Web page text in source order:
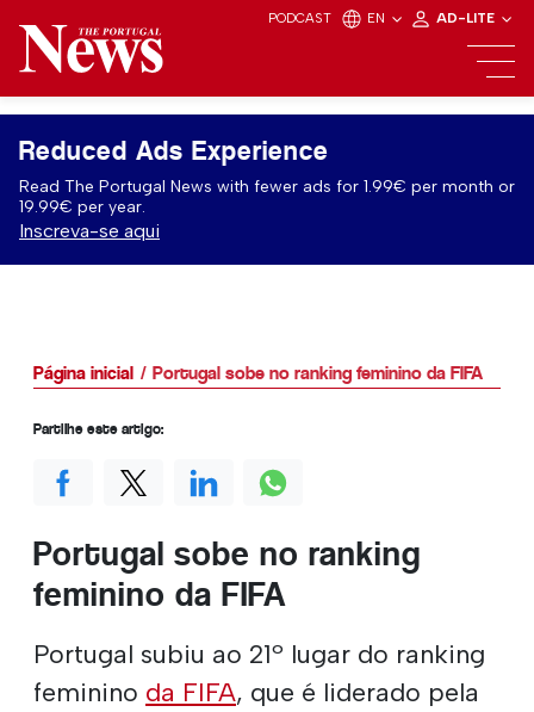
PODCAST EN AD-LITE
Reduced Ads Experience
Read The Portugal News with fewer ads for 1.99€ per month or
19.99€ per year.
Inscreva-se aqui
Página inicial Portugal sobe no ranking feminino da FIFA
Portugal sobe no ranking
feminino da FIFA
Portugal subiu ao 21º lugar do ranking
feminino da FIFA, que é liderado pela
Partilhe este artigo: